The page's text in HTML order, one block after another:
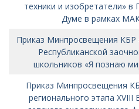
техники и изобретатели» в
Думе в рамках
Приказ Минпросвещения КБР
Республиканской
школьников «Я познаю
Приказ Минпросвещения
регионального этапа XVIII